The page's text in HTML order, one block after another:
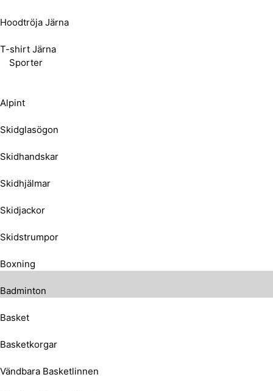
Hoodtröja Järna
T-shirt Järna
Sporter
Alpint
Skidglasögon
Skidhandskar
Skidhjälmar
Skidjackor
Skidstrumpor
Boxning
Badminton
Basket
Basketkorgar
Vändbara Basketlinnen